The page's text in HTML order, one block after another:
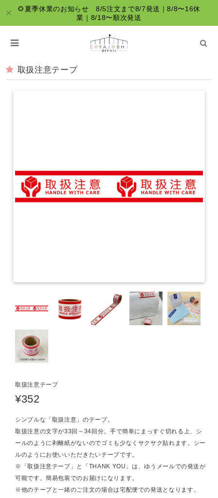
🌻夏季休業のお知らせ 8/5注文まで8/7発送｜8/8〜16休
業｜8/18〜順次発送
取扱注意テープ
取扱注意テープ
¥352
シンプルな「取扱注意」のテープ。
取扱注意の文字が33回～34回分。手で簡単にまっすぐ切れる上、シ
ールのように剥離紙がないのでゴミも少なくサクサク貼れます。シー
ルのようにお使いいただきたいテープです。
※「取扱注意テープ」と「THANK YOU」は、ゆうメールでの発送が
可能です。簡易包装でのお届けになります。
※他のテープと一緒のご注文の場合は宅配便での発送となります。